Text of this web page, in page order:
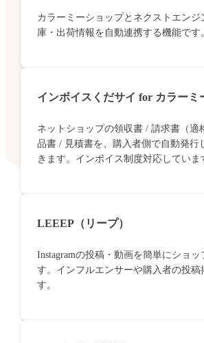
カラーミーショップとネクストエンジ
庫・出荷情報を自動連携する機能です
インボイスくだサイ for カラーミ
ネットショップの領収書 / 請求書（適
品書 / 見積書を、購入者側で自動発行
きます。インボイス制度対応していま
LEEEP（リープ）
Instagramの投稿・動画を簡単にショッ
す。インフルエンサーや購入者の投稿
す。